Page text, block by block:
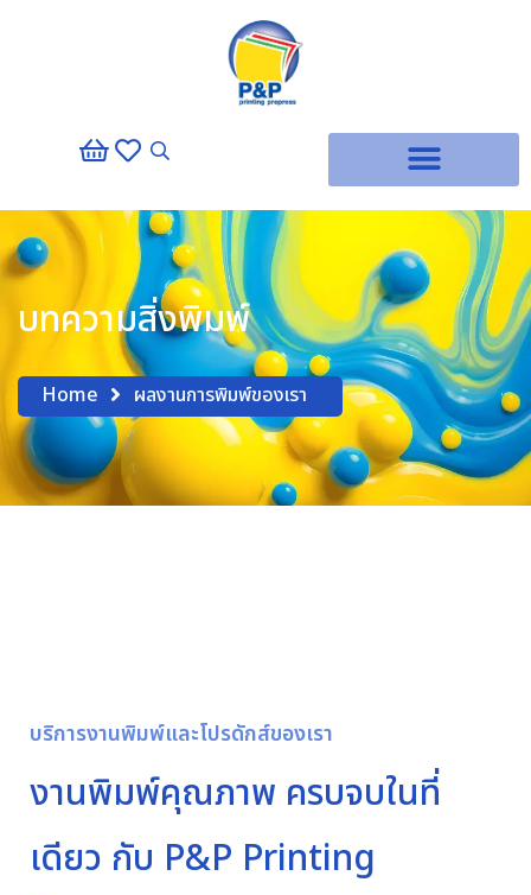
บทความสิ่งพิมพ์
Home ผลงานการพิมพ์ของเรา
บริการงานพิมพ์และโปรดักส์ของเรา
งานพิมพ์คุณภาพ ครบจบในที่
เดียว กับ P&P Printing